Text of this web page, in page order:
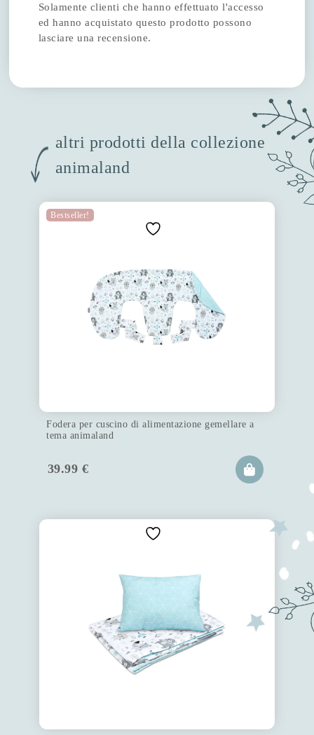
Solamente clienti che hanno effettuato l'accesso
ed hanno acquistato questo prodotto possono
lasciare una recensione.
altri prodotti della collezione
animaland
Bestseller!
Fodera per cuscino di alimentazione gemellare a
tema animaland
39.99 €